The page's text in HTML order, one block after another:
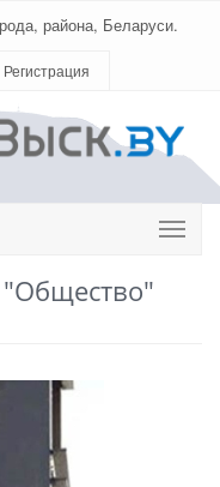
района, Беларуси.
Регистрация